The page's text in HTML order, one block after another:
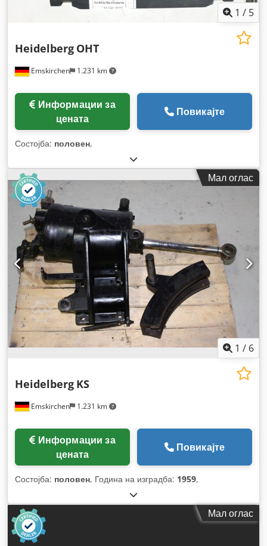
1 / 5
Emskirchen 1.231 km
Heidelberg OHT
цената
Повикајте
Состојба: половен,
Мал оглас
1 / 6
Emskirchen 1.231 km
Heidelberg KS
цената
Повикајте
Состојба: половен, Година на изградба: 1959,
Мал оглас